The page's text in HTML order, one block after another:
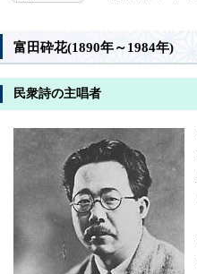
富田砕花(1890年～1984年)
民衆詩の主唱者